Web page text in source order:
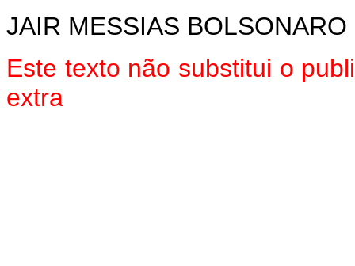
JAIR MESSIAS BOLSONARO
Este texto não substitui o
extra